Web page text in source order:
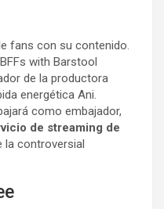
fans con su contenido.
with Barstool
de la productora
energética Ani.
como embajador,
de streaming de
la controversial